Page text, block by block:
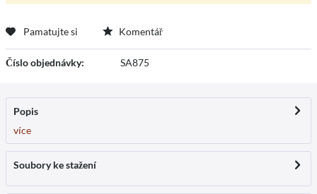
Pamatujte si Komentář
Číslo objednávky: SA875
Popis
více
Soubory ke stažení